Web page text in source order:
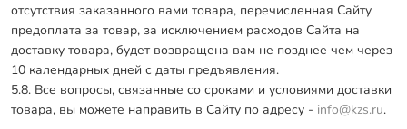
отсутствия заказанного вами товара, перечисленная Сайту
предоплата за товар, за исключением расходов Сайта на
доставку товара, будет возвращена вам не позднее чем через
10 календарных дней с даты предъявления.
5.8. Все вопросы, связанные со сроками и условиями доставки
товара, вы можете направить в Сайту по адресу - info@kzs.ru.